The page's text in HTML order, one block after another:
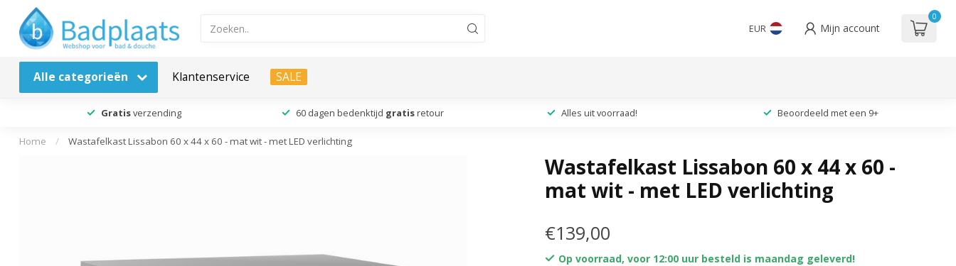
EUR Mijn account
0
Alle categorieën Klantenservice SALE
Gratisverzending 60 dagen bedenktijd gratis retour Alles uit voorraad! Beoordeeld met een 9+
Home / Wastafelkast Lissabon 60 x 44 x 60 - mat wit - met LED verlichting
Wastafelkast Lissabon 60 x 44 x 60 -
mat wit - met LED verlichting
€139,00
Op voorraad, voor 12:00 uur besteld is maandag geleverd!